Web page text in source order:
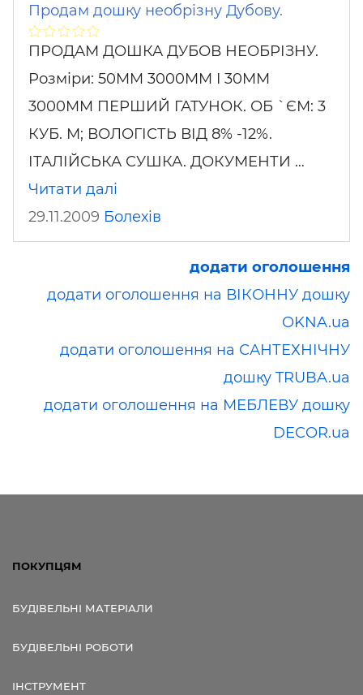
Продам дошку необрізну Дубову.
ПРОДАМ ДОШКА ДУБОВ НЕОБРІЗНУ.
Розміри: 50MM 3000MM I 30MM
3000MM ПЕРШИЙ ГАТУНОК. ОБ `ЄМ: 3
КУБ. М; ВОЛОГІСТЬ ВІД 8% -12%.
ІТАЛІЙСЬКА СУШКА. ДОКУМЕНТИ …
Читати далі
29.11.2009 Болехів
додати оголошення
додати оголошення на ВІКОННУ дошку
OKNA.ua
додати оголошення на САНТЕХНІЧНУ
дошку TRUBA.ua
додати оголошення на МЕБЛЕВУ дошку
DECOR.ua
ПОКУПЦЯМ
БУДІВЕЛЬНІ МАТЕРІАЛИ
БУДІВЕЛЬНІ РОБОТИ
ІНСТРУМЕНТ